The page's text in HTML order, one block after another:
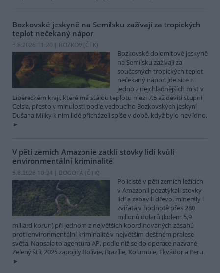
Bozkovské jeskyně na Semilsku zažívají za tropických
teplot nečekaný nápor
5.8.2026 11:20 | BOZKOV (ČTK)
Bozkovské dolomitové jeskyně
na Semilsku zažívají za
současných tropických teplot
nečekaný nápor. Jde sice o
jedno z nejchladnějších míst v
Libereckém kraji, které má stálou teplotu mezi 7,5 až devíti stupni
Celsia, přesto v minulosti podle vedoucího Bozkovských jeskyní
Dušana Milky k nim lidé přicházeli spíše v době, když bylo nevlídno.
V pěti zemích Amazonie zatkli stovky lidí kvůli
environmentální kriminalitě
5.8.2026 10:34 | BOGOTÁ (ČTK)
Policisté v pěti zemích ležících
v Amazonii pozatýkali stovky
lidí a zabavili dřevo, minerály i
zvířata v hodnotě přes 280
milionů dolarů (kolem 5,9
miliard korun) při jednom z největších koordinovaných zásahů
proti environmentální kriminalitě v největším deštném pralese
světa. Napsala to agentura AP, podle níž se do operace nazvané
Zelený štít 2026 zapojily Bolívie, Brazílie, Kolumbie, Ekvádor a Peru.